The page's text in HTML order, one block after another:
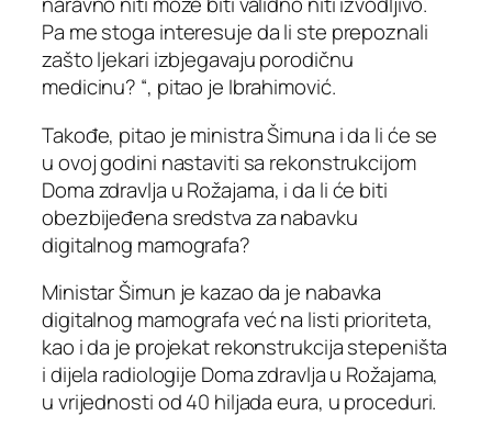
Pa me stoga interesuje da li ste prepoznali
zašto ljekari izbjegavaju porodičnu
medicinu? “, pitao je Ibrahimović.
Takođe, pitao je ministra Šimuna i da li će se
u ovoj godini nastaviti sa rekonstrukcijom
Doma zdravlja u Rožajama, i da li će biti
obezbijeđena sredstva za nabavku
digitalnog mamografa?
Ministar Šimun je kazao da je nabavka
digitalnog mamografa već na listi prioriteta,
kao i da je projekat rekonstrukcija stepeništa
i dijela radiologije Doma zdravlja u Rožajama,
u vrijednosti od 40 hiljada eura, u proceduri.